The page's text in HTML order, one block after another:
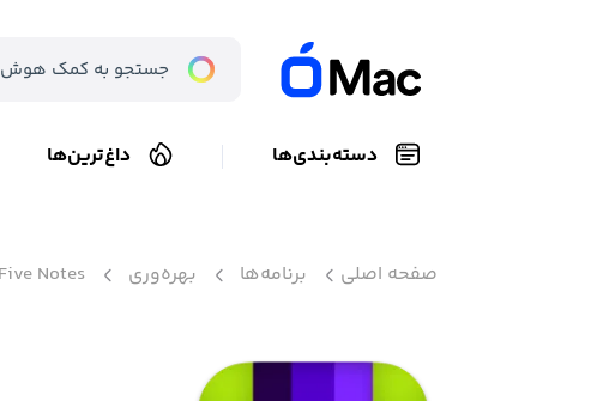
دسته‌بندی‌ها داغ‌ترین‌ها
صفحه اصلی برنامه‌ها بهره‌وری Five Notes